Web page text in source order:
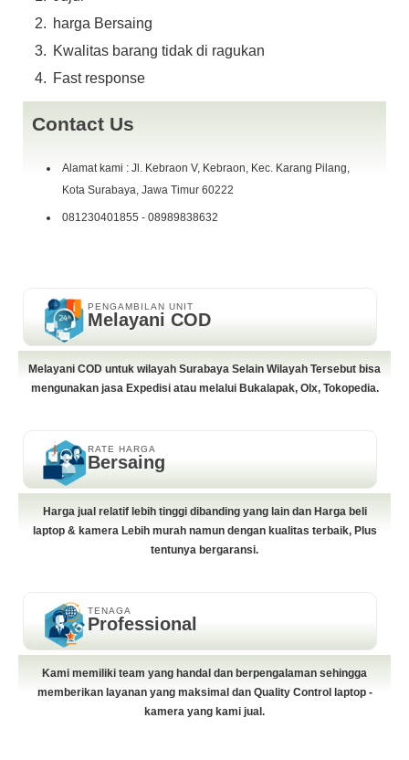
harga Bersaing
Kwalitas barang tidak di ragukan
Fast response
Contact Us
Alamat kami : Jl. Kebraon V, Kebraon, Kec. Karang Pilang,
Kota Surabaya, Jawa Timur 60222
081230401855 - 08989838632
PENGAMBILAN UNIT
Melayani COD
Melayani COD untuk wilayah Surabaya Selain Wilayah Tersebut bisa
mengunakan jasa Expedisi atau melalui Bukalapak, Olx, Tokopedia.
RATE HARGA
Bersaing
Harga jual relatif lebih tinggi dibanding yang lain dan Harga beli
laptop & kamera Lebih murah namun dengan kualitas terbaik, Plus
tentunya bergaransi.
TENAGA
Professional
Kami memiliki team yang handal dan berpengalaman sehingga
memberikan layanan yang maksimal dan Quality Control laptop -
kamera yang kami jual.